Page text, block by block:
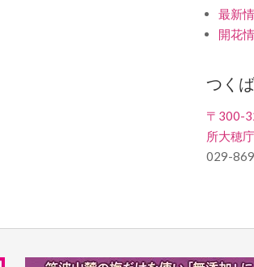
最新
開花
つく
〒300-
所大穂
029-